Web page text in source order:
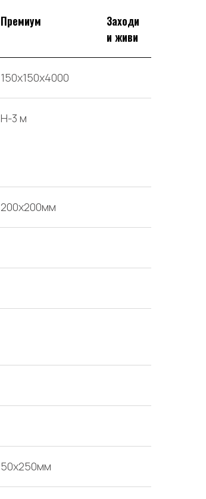
Премиум
Заходи
и живи
150х150х4000
H-3 м
200x200мм
50х250мм